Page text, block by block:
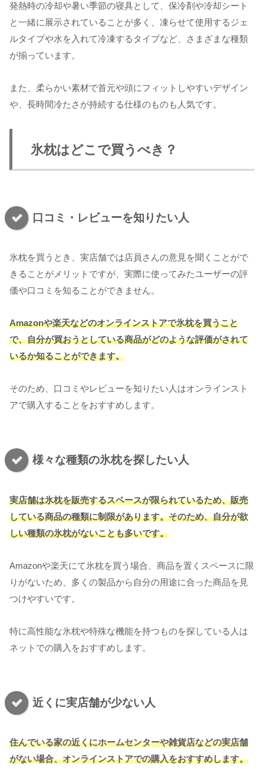
発熱時の冷却や暑い季節の寝具として、保冷剤や冷却シート
と一緒に展示されていることが多く、凍らせて使用するジェ
ルタイプや水を入れて冷凍するタイプなど、さまざまな種類
が揃っています。
また、柔らかい素材で首元や頭にフィットしやすいデザイン
や、長時間冷たさが持続する仕様のものも人気です。
氷枕はどこで買うべき？
口コミ・レビューを知りたい人
氷枕を買うとき、実店舗では店員さんの意見を聞くことがで
きることがメリットですが、実際に使ってみたユーザーの評
価や口コミを知ることができません。
Amazonや楽天などのオンラインストアで氷枕を買うこと
で、自分が買おうとしている商品がどのような評価がされて
いるか知ることができます。
そのため、口コミやレビューを知りたい人はオンラインスト
アで購入することをおすすめします。
様々な種類の氷枕を探したい人
実店舗は氷枕を販売するスペースが限られているため、販売
している商品の種類に制限があります。そのため、自分が欲
しい種類の氷枕がないことも多いです。
Amazonや楽天にて氷枕を買う場合、商品を置くスペースに限
りがないため、多くの製品から自分の用途に合った商品を見
つけやすいです。
特に高性能な氷枕や特殊な機能を持つものを探している人は
ネットでの購入をおすすめします。
近くに実店舗が少ない人
住んでいる家の近くにホームセンターや雑貨店などの実店舗
がない場合、オンラインストアでの購入をおすすめします。